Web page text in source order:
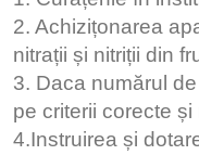
2. Achizițonarea
nitrații și nitriții din
3. Daca numărul
pe criterii corecte
4.Instruirea și